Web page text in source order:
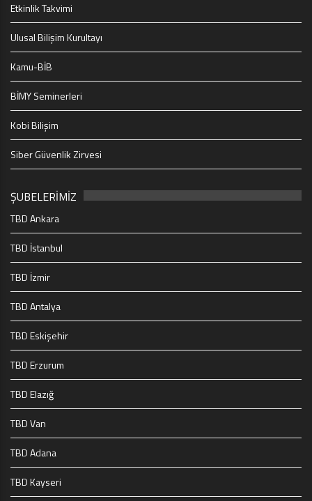
Etkinlik Takvimi
Ulusal Bilişim Kurultayı
Kamu-BİB
BİMY Seminerleri
Kobi Bilişim
Siber Güvenlik Zirvesi
ŞUBELERİMİZ
TBD Ankara
TBD İstanbul
TBD İzmir
TBD Antalya
TBD Eskişehir
TBD Erzurum
TBD Elazığ
TBD Van
TBD Adana
TBD Kayseri